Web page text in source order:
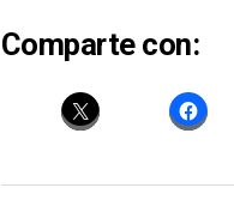
Comparte con: